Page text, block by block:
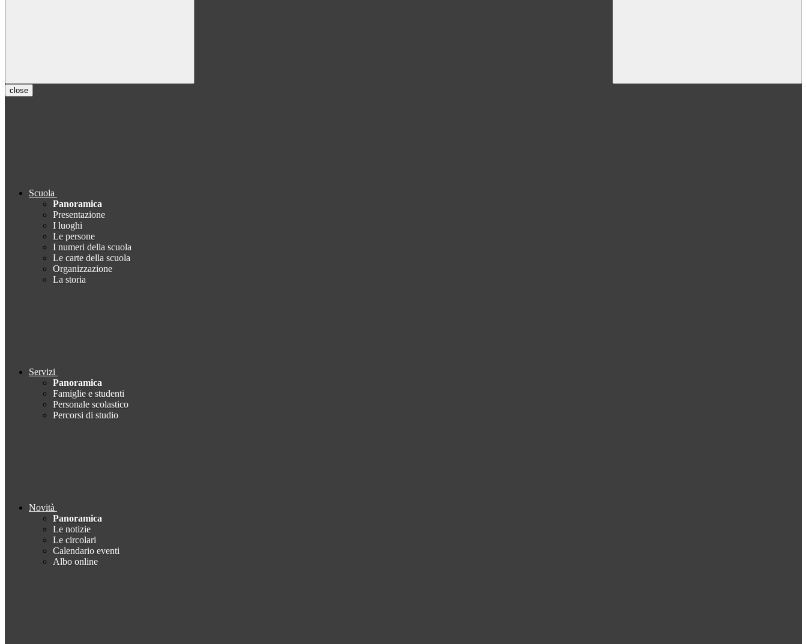
close
Scuola
Panoramica
Presentazione
I luoghi
Le persone
I numeri della scuola
Le carte della scuola
Organizzazione
La storia
Servizi
Panoramica
Famiglie e studenti
Personale scolastico
Percorsi di studio
Novità
Panoramica
Le notizie
Le circolari
Calendario eventi
Albo online